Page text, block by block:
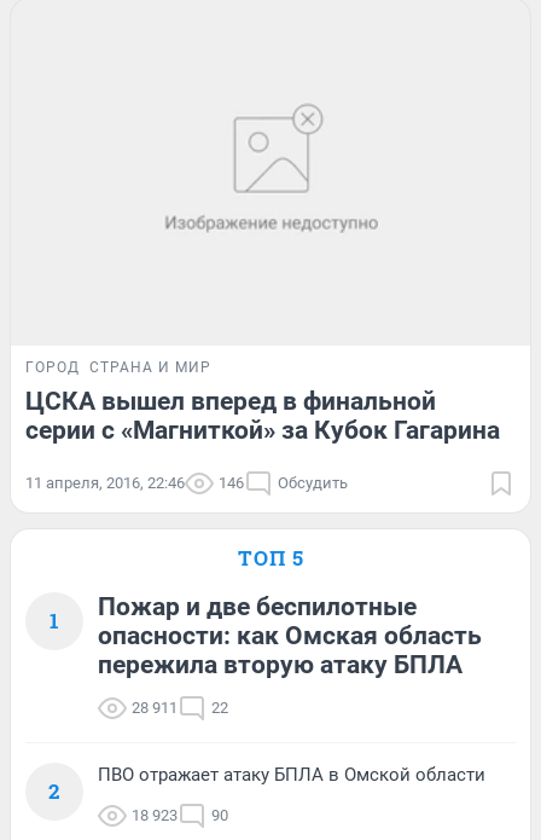
ГОРОД СТРАНА И МИР
ЦСКА вышел вперед в финальной
серии с «Магниткой» за Кубок Гагарина
11 апреля, 2016, 22:46 146 Обсудить
ТОП 5
1
Пожар и две беспилотные
опасности: как Омская область
пережила вторую атаку БПЛА
28 911 22
2
ПВО отражает атаку БПЛА в Омской области
18 923 90